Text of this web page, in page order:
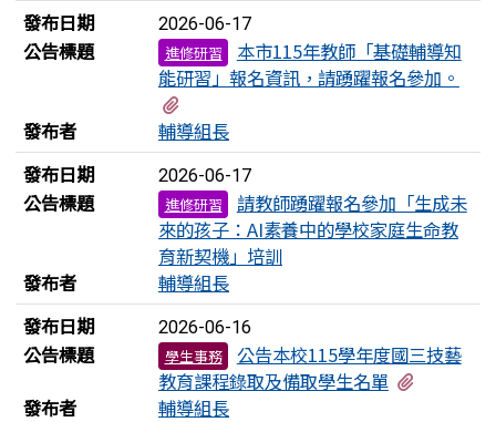
發布日期
2026-06-17
公告標題 進修研習
本市115年教師「基礎輔導知
能研習」報名資訊，請踴躍報名參加。
發布者
輔導組長
發布日期
2026-06-17
公告標題 進修研習
請教師踴躍報名參加「生成未
來的孩子：AI素養中的學校家庭生命教
育新契機」培訓
發布者
輔導組長
發布日期
2026-06-16
公告標題 學生事務
公告本校115學年度國三技藝
教育課程錄取及備取學生名單
發布者
輔導組長